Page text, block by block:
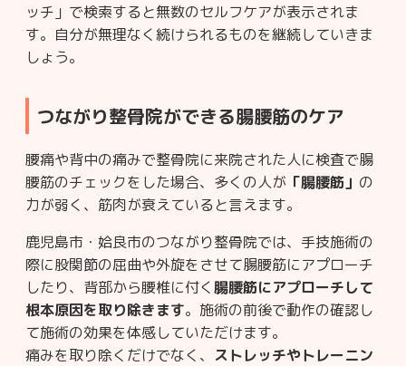
ッチ」で検索すると無数のセルフケアが表示されま
す。自分が無理なく続けられるものを継続していきま
しょう。
つながり整骨院ができる腸腰筋のケア
腰痛や背中の痛みで整骨院に来院された人に検査で腸
腰筋のチェックをした場合、多くの人が 「腸腰筋」 の
力が弱く、筋肉が衰えていると言えます。
鹿児島市・姶良市のつながり整骨院では、手技施術の
際に股関節の屈曲や外旋をさせて腸腰筋にアプローチ
したり、背部から腰椎に付く腸腰筋にアプローチして
根本原因を取り除きます。施術の前後で動作の確認し
て施術の効果を体感していただけます。
痛みを取り除くだけでなく、 ストレッチやトレーニン